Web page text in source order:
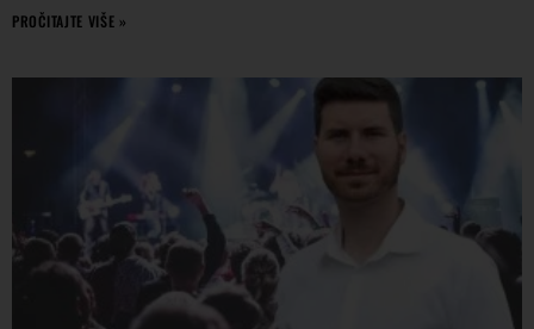
PROČITAJTE VIŠE »